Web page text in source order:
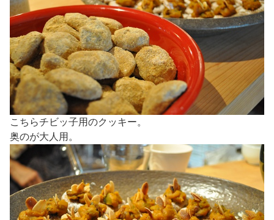
こちらチビッ子用のクッキー。
奥のが大人用。